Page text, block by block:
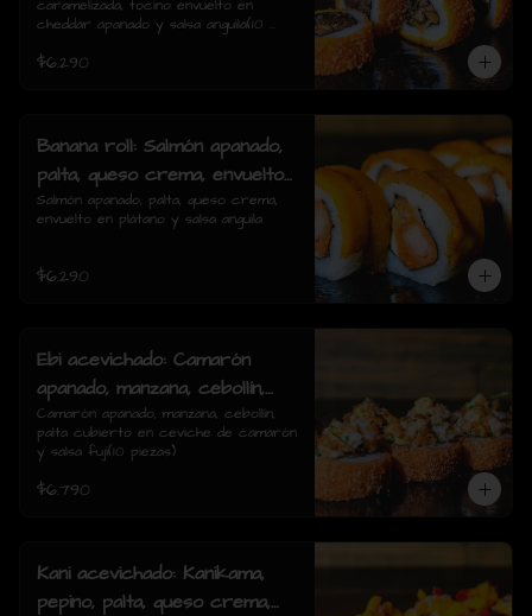
en cheddar apanado y salsa
caramelizada, tocino envuelto en
cheddar apanado y salsa anguila(10
$6.290
Banana roll: Salmón apanado,
palta, queso crema, envuelto
en plátano y salsa anguila(10
rolls)
Salmón apanado, palta, queso crema,
envuelto en plátano y salsa anguila
$6.290
Ebi acevichado: Camarón
apanado, manzana, cebollín,
palta cubierto en ceviche de
camarón y salsa fuji(10
Camarón apanado, manzana, cebollín,
palta cubierto en ceviche de camarón
y salsa fuji(10 piezas)
$6.790
Kani acevichado: Kanikama,
pepino, palta, queso crema,